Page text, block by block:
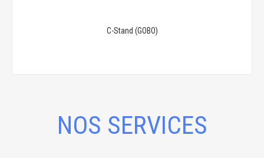
C-Stand (GOBO)
NOS SERVICES